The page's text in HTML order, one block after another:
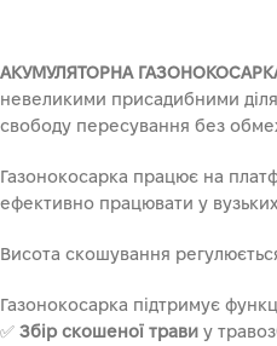
АКУМУЛЯТОРНА
невеликими присадибними
свободу пересування без
Газонокосарка працює на
ефективно працювати у
Висота скошування
Газонокосарка підтримує
✅ Збір скошеної трави у